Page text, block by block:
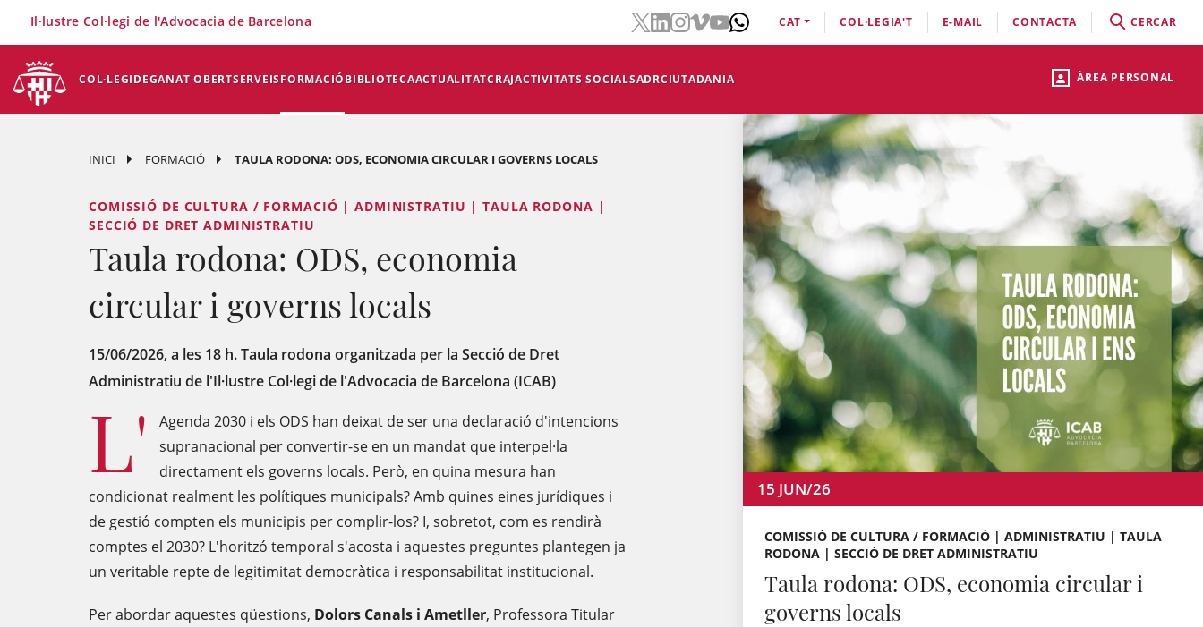
ÀREA PERSONAL
COL·LEGIDEGANAT OBERTSERVEISFORMACIÓBIBLIOTECAACTUALITATCRAJACTIVITATS SOCIALSADRCIUTADANIA
Il·lustre Col·legi de l'Advocacia de Barcelona CAT COL·LEGIA'T E-MAIL CONTACTA CERCAR
INICI FORMACIÓ TAULA RODONA: ODS, ECONOMIA CIRCULAR I GOVERNS LOCALS
COMISSIÓ DE CULTURA / FORMACIÓ | ADMINISTRATIU | TAULA RODONA |
SECCIÓ DE DRET ADMINISTRATIU
Taula rodona: ODS, economia
circular i governs locals
15/06/2026, a les 18 h. Taula rodona organitzada per la Secció de Dret
Administratiu de l'Il·lustre Col·legi de l'Advocacia de Barcelona (ICAB)
L'
Agenda 2030 i els ODS han deixat de ser una declaració d'intencions
supranacional per convertir-se en un mandat que interpel·la
directament els governs locals. Però, en quina mesura han
condicionat realment les polítiques municipals? Amb quines eines jurídiques i
de gestió compten els municipis per complir-los? I, sobretot, com es rendirà
comptes el 2030? L'horitzó temporal s'acosta i aquestes preguntes plantegen ja
un veritable repte de legitimitat democràtica i responsabilitat institucional.
Per abordar aquestes qüestions, Dolors Canals i Ametller, Professora Titular
15 JUN/26
COMISSIÓ DE CULTURA / FORMACIÓ | ADMINISTRATIU | TAULA
RODONA | SECCIÓ DE DRET ADMINISTRATIU
Taula rodona: ODS, economia circular i
governs locals